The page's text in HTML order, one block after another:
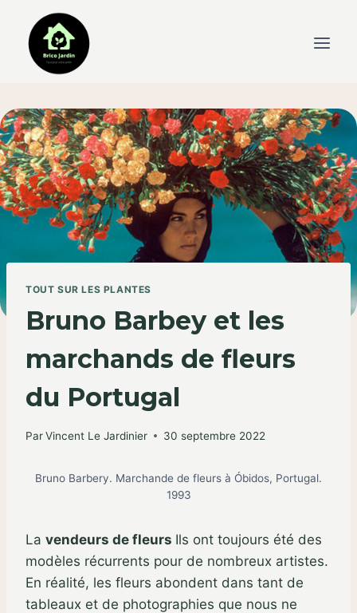
content
TOUT SUR LES PLANTES
Bruno Barbey et les
marchands de fleurs
du Portugal
ParVincent Le Jardinier 30 septembre 2022
Bruno Barbery. Marchande de fleurs à Óbidos, Portugal.
1993
La vendeurs de fleurs Ils ont toujours été des
modèles récurrents pour de nombreux artistes.
En réalité, les fleurs abondent dans tant de
tableaux et de photographies que nous ne